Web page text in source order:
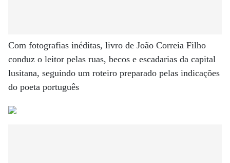
Com fotografias inéditas, livro de João Correia Filho
conduz o leitor pelas ruas, becos e escadarias da capital
lusitana, seguindo um roteiro preparado pelas indicações
do poeta português